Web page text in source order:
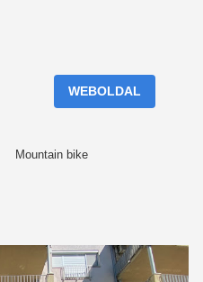
WEBOLDAL
Mountain bike